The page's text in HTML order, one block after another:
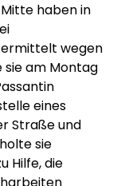
haben in
ermittelt wegen
sie am Montag
eines
Straße und
sie
Hilfe, die